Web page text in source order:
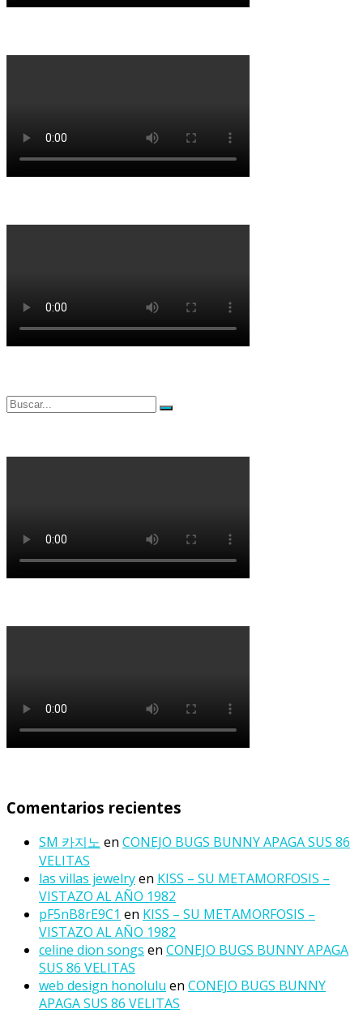
Buscar
Buscar
Comentarios recientes
SM 카지노 en CONEJO BUGS BUNNY APAGA SUS 86
VELITAS
las villas jewelryen KISS – SU METAMORFOSIS –
VISTAZO AL AÑO 1982
pF5nB8rE9C1 en KISS – SU METAMORFOSIS –
VISTAZO AL AÑO 1982
celine dion songs en CONEJO BUGS BUNNY APAGA
SUS 86 VELITAS
web design honolulu en CONEJO BUGS BUNNY
APAGA SUS 86 VELITAS